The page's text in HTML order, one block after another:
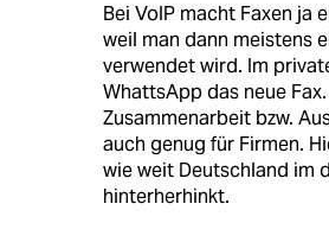
Bei VoIP macht Faxen ja
weil man dann meistens
verwendet wird. Im
WhattsApp das neue
Zusammenarbeit bzw.
auch genug für Firmen.
wie weit Deutschland im
hinterherhinkt.